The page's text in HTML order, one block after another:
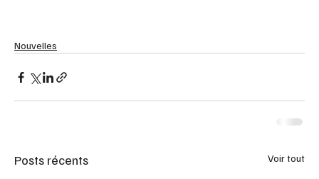
Nouvelles
Posts récents Voir tout